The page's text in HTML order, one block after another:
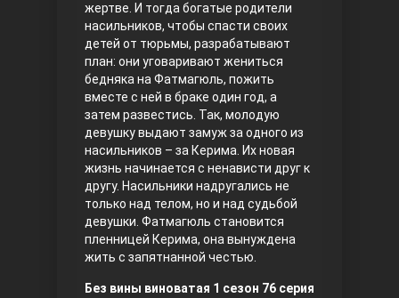
Любовь напрокат
Воскресший Эртугрул
жертве. И тогда богатые родители
насильников, чтобы спасти своих
детей от тюрьмы, разрабатывают
план: они уговаривают жениться
бедняка на Фатмагюль, пожить
вместе с ней в браке один год, а
затем развестись. Так, молодую
девушку выдают замуж за одного из
насильников – за Керима. Их новая
жизнь начинается с ненависти друг к
другу. Насильники надругались не
только над телом, но и над судьбой
девушки. Фатмагюль становится
пленницей Керима, она вынуждена
жить с запятнанной честью.
Без вины виноватая 1 сезон 76 серия